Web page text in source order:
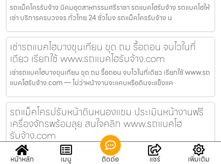
รถแม็คโครรับจ้าง นิคมอุตสาหกรรมศรีราชา รถแบคโฮรับจ้าง รถแบคโฮให้
เช่า บริการครบวงจร ทั่วไทย 24 ชั่วโมง รถแม็คโครรับจ้าง น
เช่ารถแบคโฮบางขุนเทียน ขุด ถม รื้อถอน จบไวในที่
เดียว เรียกใช้ www.รถแบคโฮรับจ้าง.com
เช่ารถแบคโฮบางขุนเทียน ขุด ถม รื้อถอน จบไวในที่เดียว เรียกใช้ www.รถ
แบคโฮรับจ้าง.com — ไม่ว่าหน้างานจะแคบหรือดินจะแข็งแค
รถแม็คโครปรับหน้าดินหนองแขม ประเมินหน้างานฟรี
เครื่องจักรพร้อมลุย สนใจคลิก www.รถแบคโฮ
รับจ้าง.com
รถแม็คโครปรับหน้าดินหนองแขม ประเมินหน้างานฟรี เครื่องจักรพร้อมลุย
สนใจคลิก www.รถแบคโฮรับจ้าง.com — ไม่ว่าหน้างานจะแคบหร
หน้าหลัก เมนู ติดต่อ แชร์ เพิ่มเติม